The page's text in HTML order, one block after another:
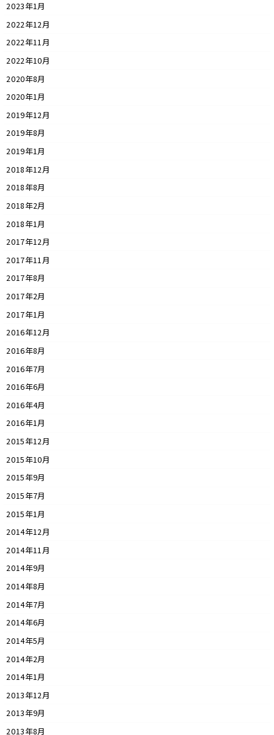
2023年1月
2022年12月
2022年11月
2022年10月
2020年8月
2020年1月
2019年12月
2019年8月
2019年1月
2018年12月
2018年8月
2018年2月
2018年1月
2017年12月
2017年11月
2017年8月
2017年2月
2017年1月
2016年12月
2016年8月
2016年7月
2016年6月
2016年4月
2016年1月
2015年12月
2015年10月
2015年9月
2015年7月
2015年1月
2014年12月
2014年11月
2014年9月
2014年8月
2014年7月
2014年6月
2014年5月
2014年2月
2014年1月
2013年12月
2013年9月
2013年8月